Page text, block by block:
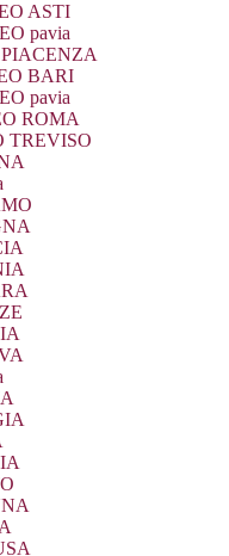
ASTI
pavia
BARI
pavia
ROMA
TREVISO